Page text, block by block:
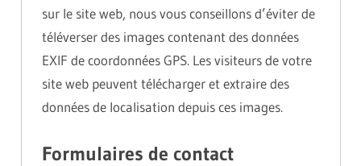
sur le site web, nous vous conseillons d’éviter de
téléverser des images contenant des données
EXIF de coordonnées GPS. Les visiteurs de votre
site web peuvent télécharger et extraire des
données de localisation depuis ces images.
Formulaires de contact